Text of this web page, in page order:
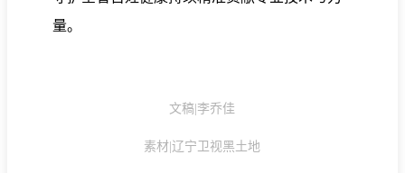
量。
文稿|李乔佳
素材|辽宁卫视黑土地